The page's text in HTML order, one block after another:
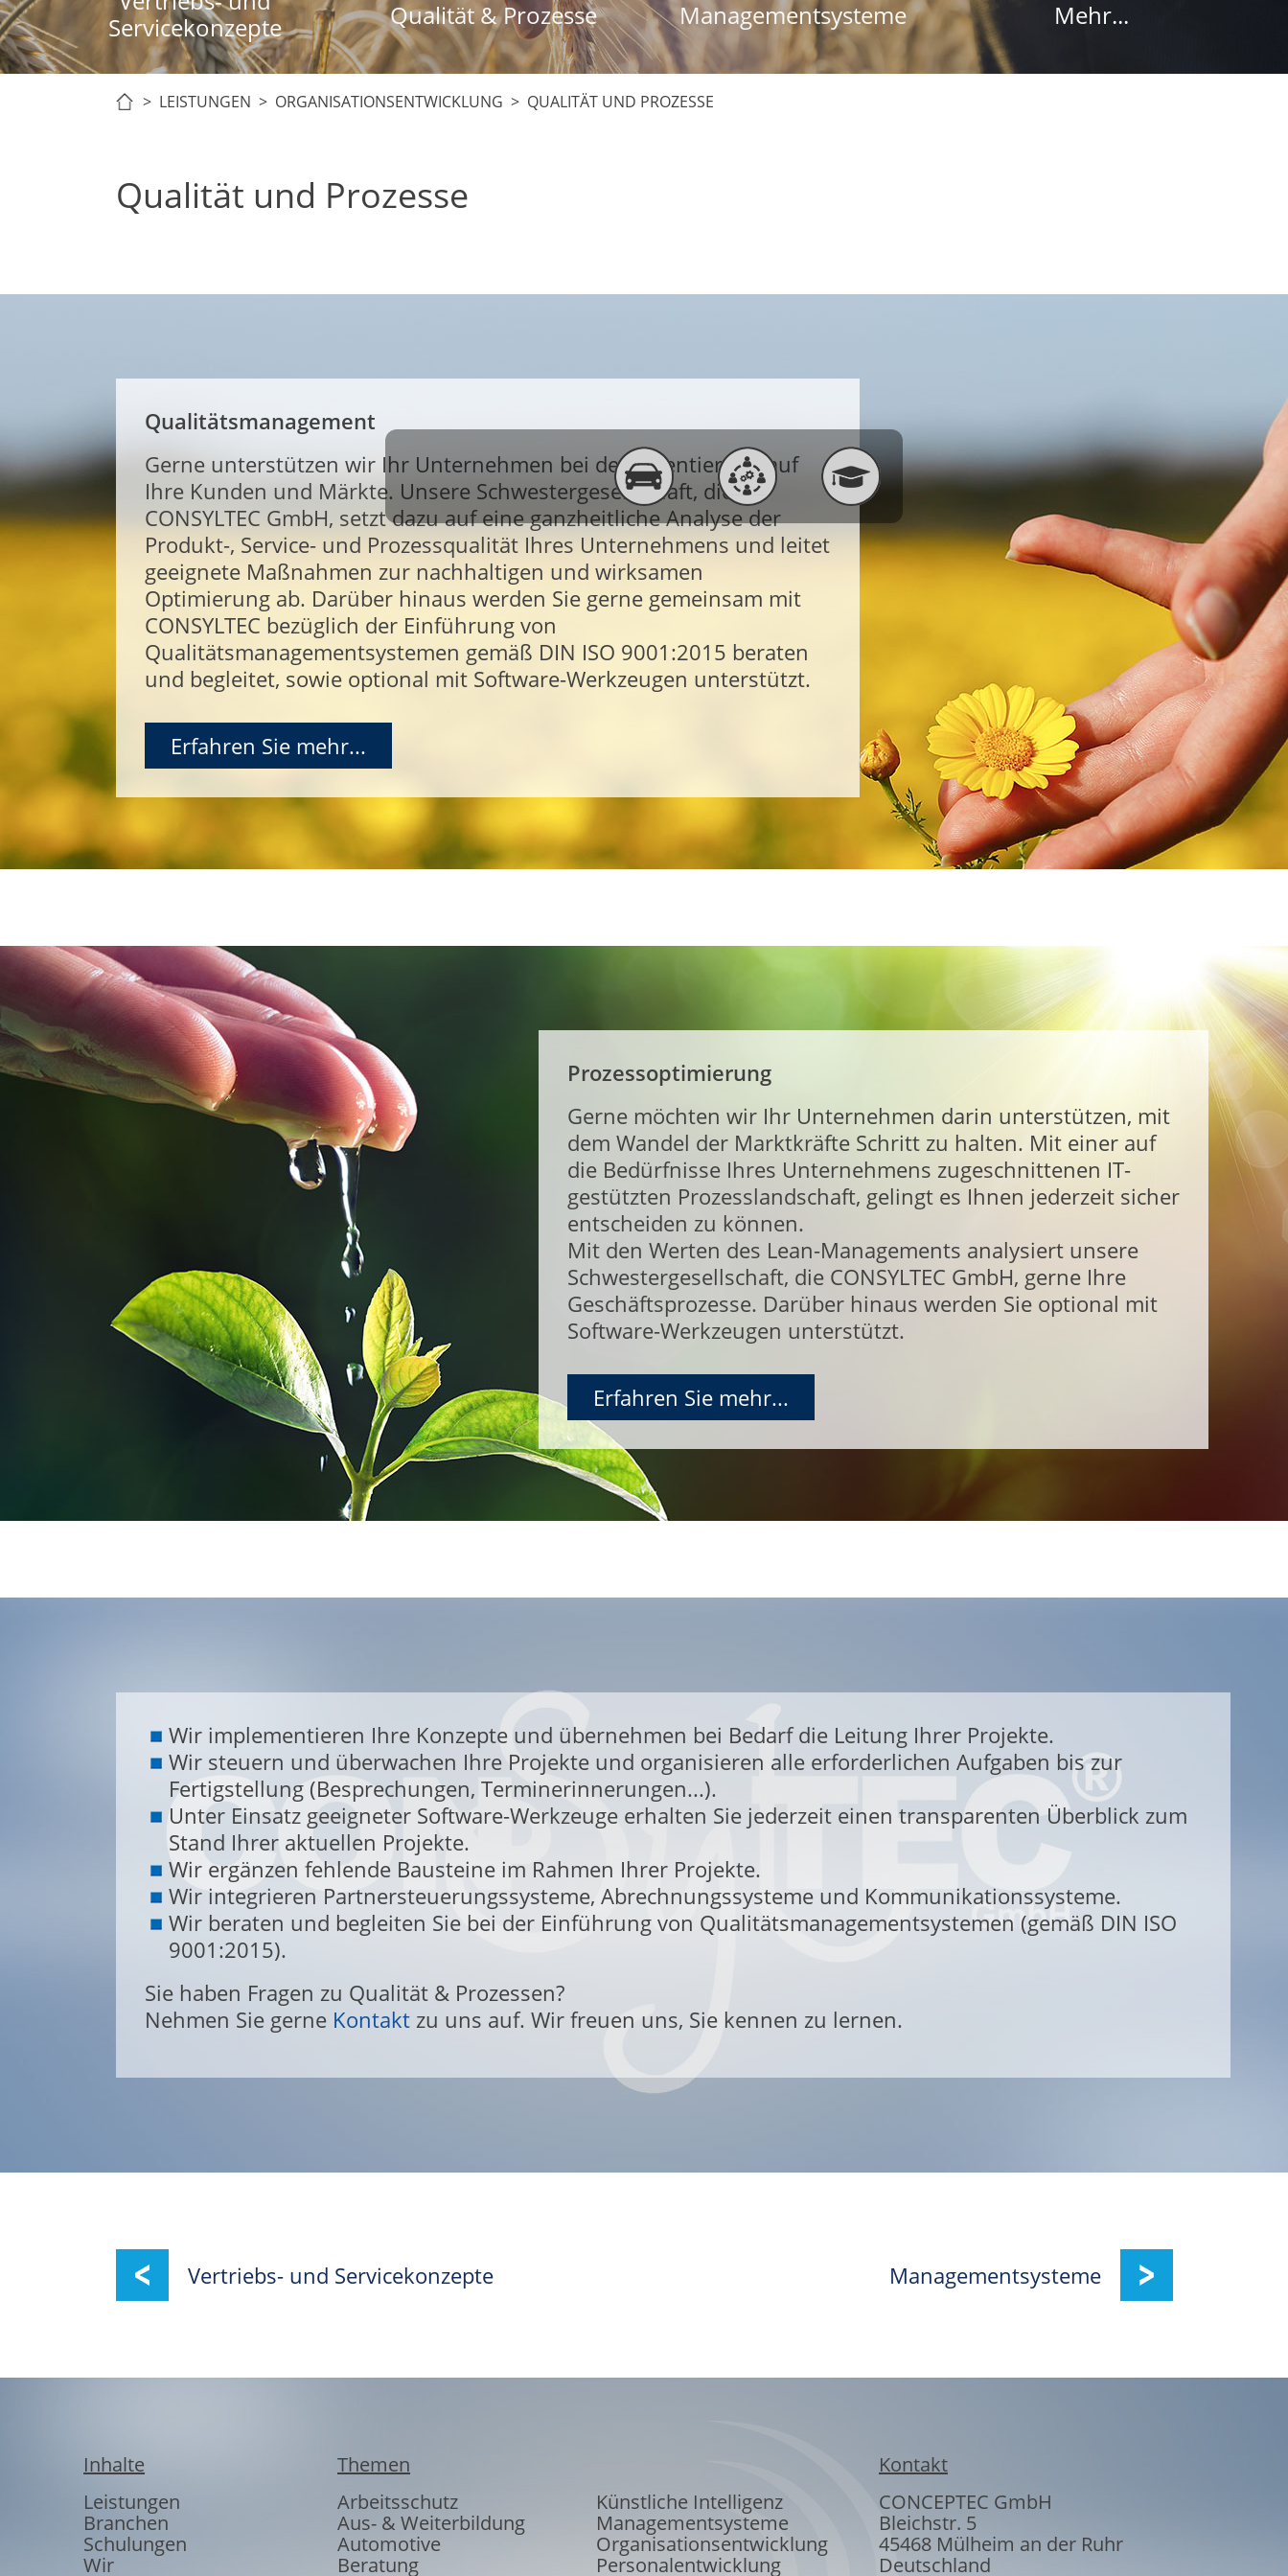
Servicekonzepte
Qualität & Prozesse Managementsysteme Mehr...
> LEISTUNGEN > ORGANISATIONSENTWICKLUNG > QUALITÄT UND PROZESSE
Qualität und Prozesse
Qualitätsmanagement
Gerne unterstützen wir Ihr Unternehmen bei der Orientierung auf
Ihre Kunden und Märkte. Unsere Schwestergesellschaft, die
CONSYLTEC GmbH, setzt dazu auf eine ganzheitliche Analyse der
Produkt-, Service- und Prozessqualität Ihres Unternehmens und leitet
geeignete Maßnahmen zur nachhaltigen und wirksamen
Optimierung ab. Darüber hinaus werden Sie gerne gemeinsam mit
CONSYLTEC bezüglich der Einführung von
Qualitätsmanagementsystemen gemäß DIN ISO 9001:2015 beraten
und begleitet, sowie optional mit Software-Werkzeugen unterstützt.
Erfahren Sie mehr...
Prozessoptimierung
Gerne möchten wir Ihr Unternehmen darin unterstützen, mit
dem Wandel der Marktkräfte Schritt zu halten. Mit einer auf
die Bedürfnisse Ihres Unternehmens zugeschnittenen IT-
gestützten Prozesslandschaft, gelingt es Ihnen jederzeit sicher
entscheiden zu können.
Mit den Werten des Lean-Managements analysiert unsere
Schwestergesellschaft, die CONSYLTEC GmbH, gerne Ihre
Geschäftsprozesse. Darüber hinaus werden Sie optional mit
Software-Werkzeugen unterstützt.
Erfahren Sie mehr...
Wir implementieren Ihre Konzepte und übernehmen bei Bedarf die Leitung Ihrer Projekte.
Wir steuern und überwachen Ihre Projekte und organisieren alle erforderlichen Aufgaben bis zur
Fertigstellung (Besprechungen, Terminerinnerungen...).
Unter Einsatz geeigneter Software-Werkzeuge erhalten Sie jederzeit einen transparenten Überblick zum
Stand Ihrer aktuellen Projekte.
Wir ergänzen fehlende Bausteine im Rahmen Ihrer Projekte.
Wir integrieren Partnersteuerungssysteme, Abrechnungssysteme und Kommunikationssysteme.
Wir beraten und begleiten Sie bei der Einführung von Qualitätsmanagementsystemen (gemäß DIN ISO
9001:2015).
Sie haben Fragen zu Qualität & Prozessen?
Nehmen Sie gerne Kontaktzu uns auf. Wir freuen uns, Sie kennen zu lernen.
Vertriebs- und Servicekonzepte Managementsysteme
Inhalte
Leistungen
Branchen
Schulungen
Wir
Themen
Arbeitsschutz
Aus- & Weiterbildung
Automotive
Beratung
Künstliche Intelligenz
Managementsysteme
Organisationsentwicklung
Personalentwicklung
Kontakt
CONCEPTEC GmbH
Bleichstr. 5
45468 Mülheim an der Ruhr
Deutschland